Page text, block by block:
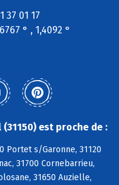
37 01 17
° , 1,4092 °
est proche de :
Portet s/Garonne, 31120
31700 Cornebarrieu,
31650 Auzielle,